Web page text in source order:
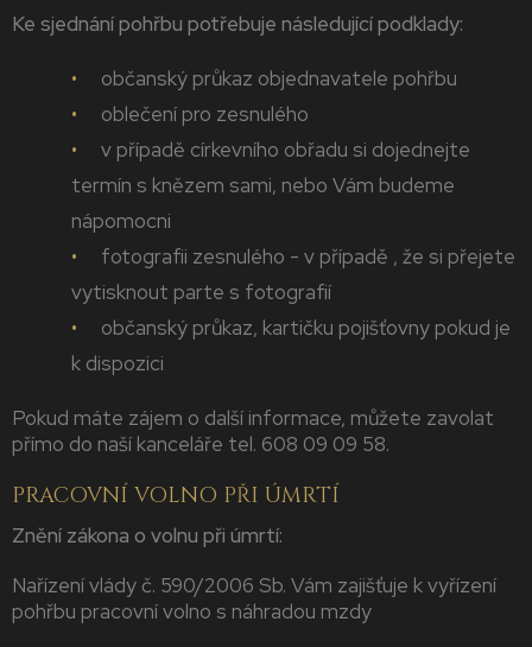
Ke sjednání pohřbu potřebuje následující podklady:
občanský průkaz objednavatele pohřbu
oblečení pro zesnulého
v případě církevního obřadu si dojednejte
termín s knězem sami, nebo Vám budeme
nápomocni
fotografii zesnulého - v případě , že si přejete
vytisknout parte s fotografií
občanský průkaz, kartičku pojišťovny pokud je
k dispozici
Pokud máte zájem o další informace, můžete zavolat
přímo do naší kanceláře tel. 608 09 09 58.
PRACOVNÍ VOLNO PŘI ÚMRTÍ
Znění zákona o volnu při úmrtí:
Nařízení vlády č. 590/2006 Sb. Vám zajišťuje k vyřízení
pohřbu pracovní volno s náhradou mzdy